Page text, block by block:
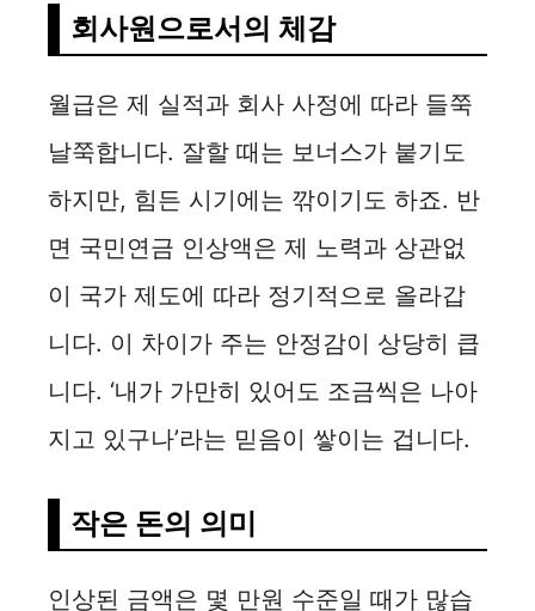
회사원으로서의 체감
월급은 제 실적과 회사 사정에 따라 들쭉
날쭉합니다. 잘할 때는 보너스가 붙기도
하지만, 힘든 시기에는 깎이기도 하죠. 반
면 국민연금 인상액은 제 노력과 상관없
이 국가 제도에 따라 정기적으로 올라갑
니다. 이 차이가 주는 안정감이 상당히 큽
니다. ‘내가 가만히 있어도 조금씩은 나아
지고 있구나’라는 믿음이 쌓이는 겁니다.
작은 돈의 의미
인상된 금액은 몇 만원 수준일 때가 많습